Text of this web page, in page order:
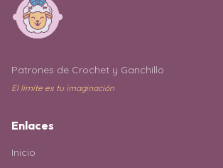
Patrones de Crochet y Ganchillo
El límite es tu imaginación
Enlaces
Inicio